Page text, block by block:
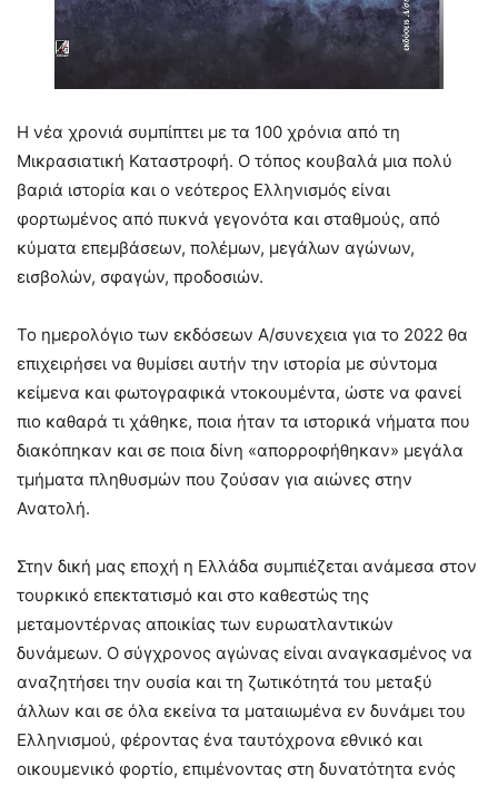
Η νέα χρονιά συμπίπτει με τα 100 χρόνια από τη
Μικρασιατική Καταστροφή. Ο τόπος κουβαλά μια πολύ
βαριά ιστορία και ο νεότερος Ελληνισμός είναι
φορτωμένος από πυκνά γεγονότα και σταθμούς, από
κύματα επεμβάσεων, πολέμων, μεγάλων αγώνων,
εισβολών, σφαγών, προδοσιών.
Το ημερολόγιο των εκδόσεων Α/συνεχεια για το 2022 θα
επιχειρήσει να θυμίσει αυτήν την ιστορία με σύντομα
κείμενα και φωτογραφικά ντοκουμέντα, ώστε να φανεί
πιο καθαρά τι χάθηκε, ποια ήταν τα ιστορικά νήματα που
διακόπηκαν και σε ποια δίνη «απορροφήθηκαν» μεγάλα
τμήματα πληθυσμών που ζούσαν για αιώνες στην
Ανατολή.
Στην δική μας εποχή η Ελλάδα συμπιέζεται ανάμεσα στον
τουρκικό επεκτατισμό και στο καθεστώς της
μεταμοντέρνας αποικίας των ευρωατλαντικών
δυνάμεων. Ο σύγχρονος αγώνας είναι αναγκασμένος να
αναζητήσει την ουσία και τη ζωτικότητά του μεταξύ
άλλων και σε όλα εκείνα τα ματαιωμένα εν δυνάμει του
Ελληνισμού, φέροντας ένα ταυτόχρονα εθνικό και
οικουμενικό φορτίο, επιμένοντας στη δυνατότητα ενός